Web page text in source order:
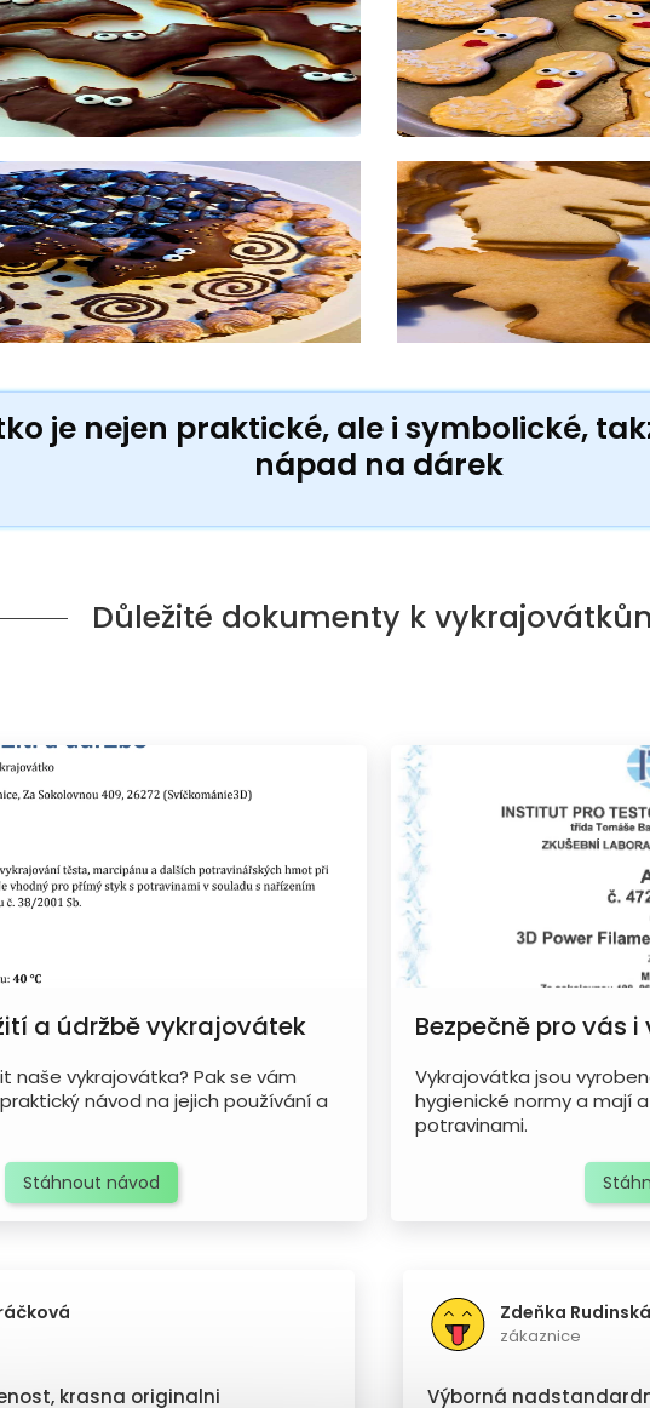
je nejen praktické, ale i symbolické,
nápad na dárek
Důležité dokumenty k
a údržbě vykrajovátek
naše vykrajovátka? Pak se vám
návod na jejich používání a
Stáhnout návod
Bezpečně pro vás i
Vykrajovátka jsou
hygienické normy a mají
potravinami.
krasna originalni
Zdeňka Rudinská
zákaznice
Výborná